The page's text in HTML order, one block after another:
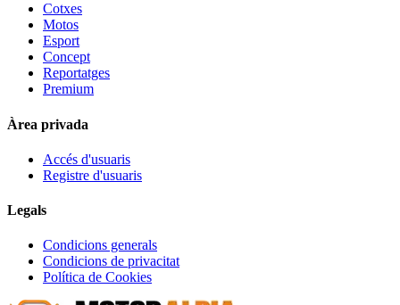
Cotxes
Motos
Esport
Concept
Reportatges
Premium
Àrea privada
Accés d'usuaris
Registre d'usuaris
Legals
Condicions generals
Condicions de privacitat
Política de Cookies